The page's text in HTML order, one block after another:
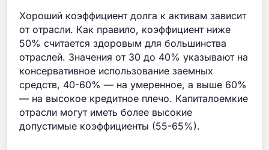
Хороший коэффициент долга к активам зависит
от отрасли. Как правило, коэффициент ниже
50% считается здоровым для большинства
отраслей. Значения от 30 до 40% указывают на
консервативное использование заемных
средств, 40-60% — на умеренное, а выше 60%
— на высокое кредитное плечо. Капиталоемкие
отрасли могут иметь более высокие
допустимые коэффициенты (55-65%).